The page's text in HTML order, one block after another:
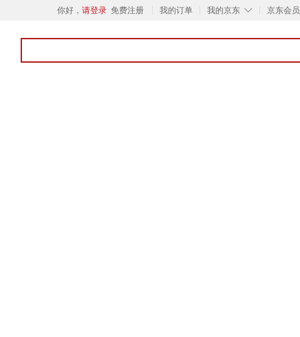
你好， 请登录 免费注册 我的订单 ◇
我的京东 京东会员